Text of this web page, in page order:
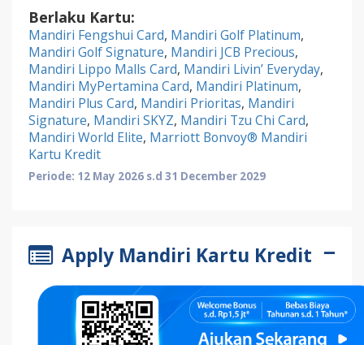
Berlaku Kartu:
Mandiri Fengshui Card, Mandiri Golf Platinum,
Mandiri Golf Signature, Mandiri JCB Precious,
Mandiri Lippo Malls Card, Mandiri Livin’ Everyday,
Mandiri MyPertamina Card, Mandiri Platinum,
Mandiri Plus Card, Mandiri Prioritas, Mandiri
Signature, Mandiri SKYZ, Mandiri Tzu Chi Card,
Mandiri World Elite, Marriott Bonvoy® Mandiri
Kartu Kredit
Periode: 12 May 2026 s.d 31 December 2029
Apply Mandiri Kartu Kredit